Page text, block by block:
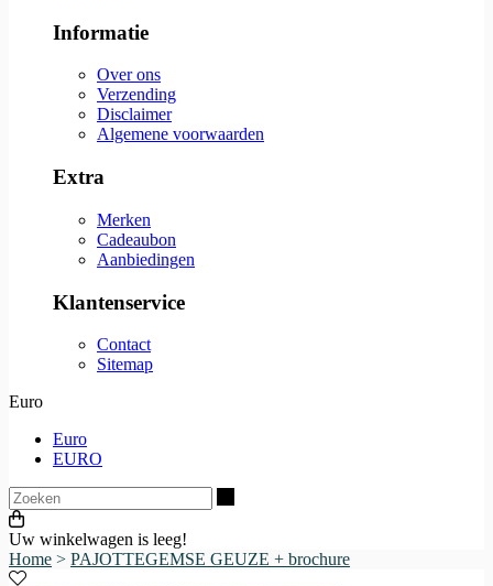
Informatie
Over ons
Verzending
Disclaimer
Algemene voorwaarden
Extra
Merken
Cadeaubon
Aanbiedingen
Klantenservice
Contact
Sitemap
Euro
Euro
EURO
Uw winkelwagen is leeg!
Home > PAJOTTEGEMSE GEUZE + brochure